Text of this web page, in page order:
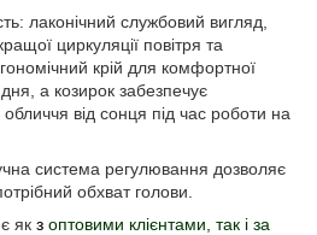
лаконічний службовий вигляд,
циркуляції повітря та
крій для комфортної
а козирок забезпечує
від сонця під час роботи на
система регулювання дозволяє
обхват голови.
як з оптовими клієнтами, так і за